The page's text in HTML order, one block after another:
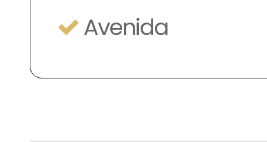
Avenida